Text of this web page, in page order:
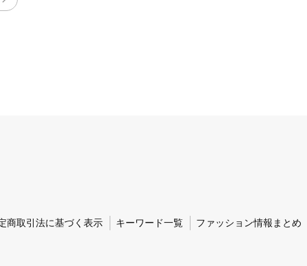
商取引法に基づく表示 キーワード一覧 ファッション情報まとめ